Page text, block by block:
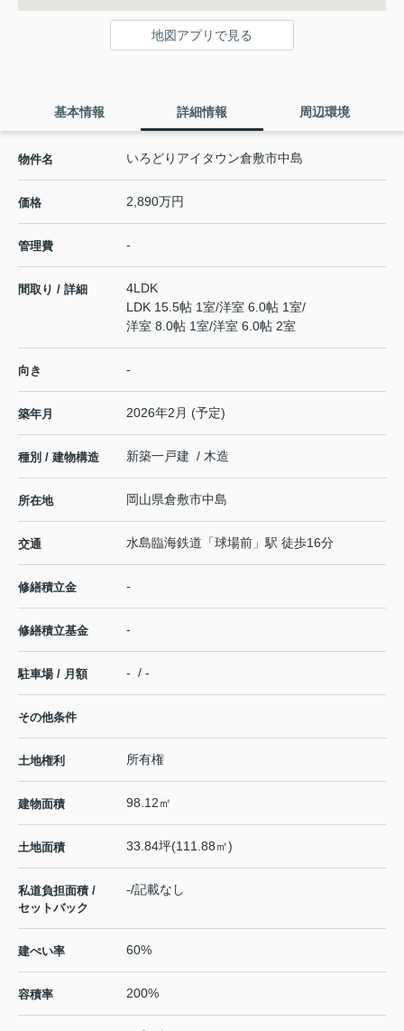
地図アプリで見る
基本情報 詳細情報 周辺環境
物件名 いろどりアイタウン倉敷市中島
価格 2,890万円
管理費 -
間取り / 詳細
4LDK
LDK 15.5帖 1室/洋室 6.0帖 1室/
洋室 8.0帖 1室/洋室 6.0帖 2室
向き -
築年月 2026年2月 (予定)
種別 / 建物構造 新築一戸建 / 木造
所在地 岡山県倉敷市中島
交通 水島臨海鉄道 「球場前 」駅 徒歩16分
修繕積立金 -
修繕積立基金 -
駐車場 / 月額 - / -
その他条件
土地権利 所有権
建物面積 98.12㎡
土地面積 33.84坪(111.88㎡)
私道負担面積 /
セットバック
-/記載なし
建ぺい率 60%
容積率 200%